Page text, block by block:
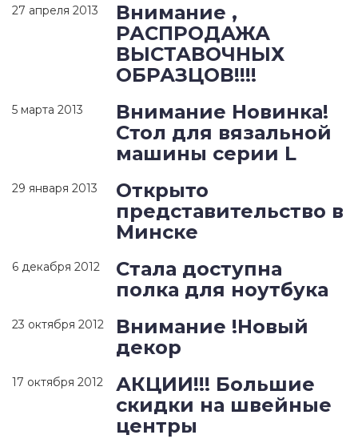
27 апреля 2013
Внимание ,
РАСПРОДАЖА
ВЫСТАВОЧНЫХ
ОБРАЗЦОВ!!!!
5 марта 2013
Внимание Новинка!
Стол для вязальной
машины серии L
29 января 2013
Открыто
представительство в
Минске
6 декабря 2012
Стала доступна
полка для ноутбука
23 октября 2012
Внимание !Новый
декор
17 октября 2012
АКЦИИ!!! Большие
скидки на швейные
центры